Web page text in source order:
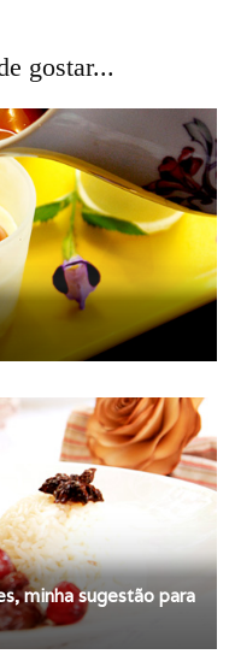
gostar...
minha sugestão para